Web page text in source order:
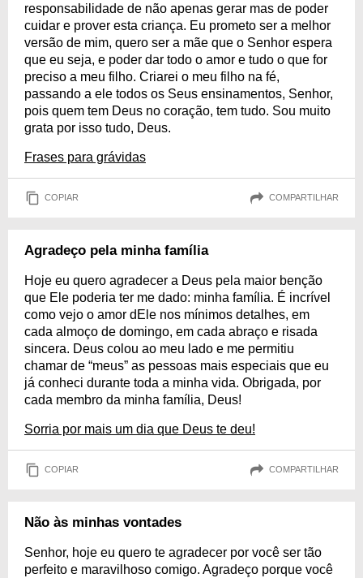
responsabilidade de não apenas gerar mas de poder
cuidar e prover esta criança. Eu prometo ser a melhor
versão de mim, quero ser a mãe que o Senhor espera
que eu seja, e poder dar todo o amor e tudo o que for
preciso a meu filho. Criarei o meu filho na fé,
passando a ele todos os Seus ensinamentos, Senhor,
pois quem tem Deus no coração, tem tudo. Sou muito
grata por isso tudo, Deus.
Frases para grávidas
COPIAR COMPARTILHAR
Agradeço pela minha família
Hoje eu quero agradecer a Deus pela maior benção
que Ele poderia ter me dado: minha família. É incrível
como vejo o amor dEle nos mínimos detalhes, em
cada almoço de domingo, em cada abraço e risada
sincera. Deus colou ao meu lado e me permitiu
chamar de “meus” as pessoas mais especiais que eu
já conheci durante toda a minha vida. Obrigada, por
cada membro da minha família, Deus!
Sorria por mais um dia que Deus te deu!
COPIAR COMPARTILHAR
Não às minhas vontades
Senhor, hoje eu quero te agradecer por você ser tão
perfeito e maravilhoso comigo. Agradeço porque você